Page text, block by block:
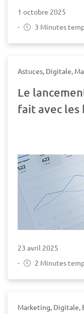
1 octobre 2025
-
3 Minutes
Astuces, Digitale,
Le
fait avec les
23 avril 2025
-
2 Minutes
Marketing, Digitale,